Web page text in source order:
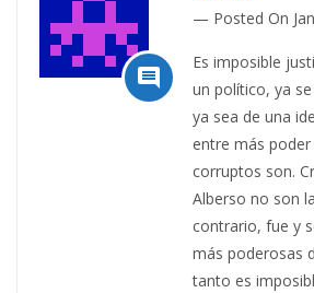

Posted On
Es imposible
un político, ya
ya sea de una
entre más
corruptos son.
Alberso no son
contrario, fue y
más poderosas
tanto es